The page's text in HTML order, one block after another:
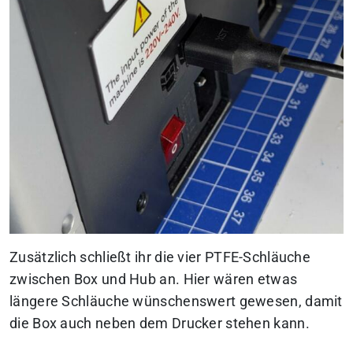
Zusätzlich schließt ihr die vier PTFE-Schläuche
zwischen Box und Hub an. Hier wären etwas
längere Schläuche wünschenswert gewesen, damit
die Box auch neben dem Drucker stehen kann.